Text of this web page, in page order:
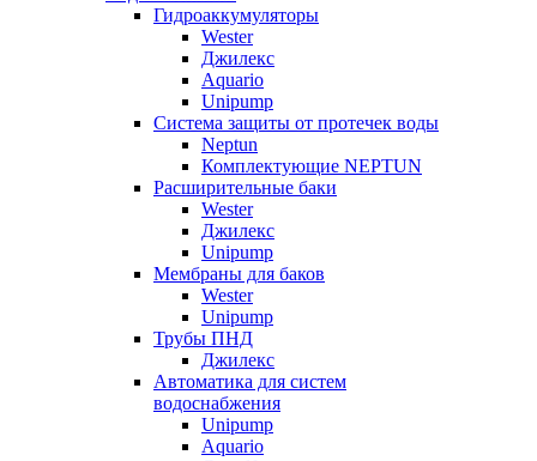
Гидроаккумуляторы
Wester
Джилекс
Aquario
Unipump
Система защиты от протечек воды
Neptun
Комплектующие NEPTUN
Расширительные баки
Wester
Джилекс
Unipump
Мембраны для баков
Wester
Unipump
Трубы ПНД
Джилекс
Автоматика для систем
водоснабжения
Unipump
Aquario